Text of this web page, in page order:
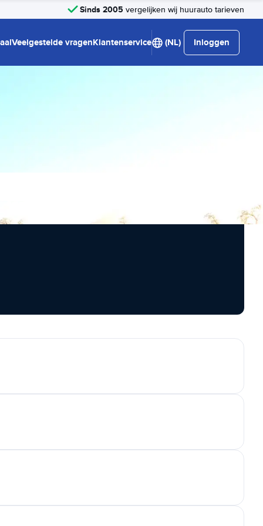
Sinds 2005 vergelijken wij huurauto tarieven
Veelgestelde vragenKlantenservice (NL) Inloggen